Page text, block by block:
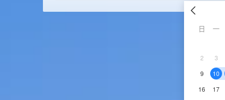
日 一
2
3
9
10
16
17